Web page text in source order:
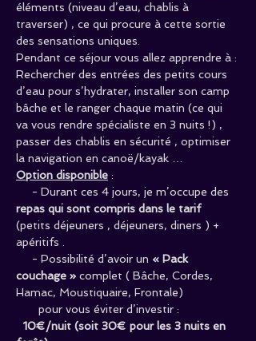
éléments (niveau d’eau, chablis à
traverser) , ce qui procure à cette sortie
des sensations uniques.
Pendant ce séjour vous allez apprendre à :
Rechercher des entrées des petits cours
d’eau pour s’hydrater, installer son camp
bâche et le ranger chaque matin (ce qui
va vous rendre spécialiste en 3 nuits !) ,
passer des chablis en sécurité , optimiser
la navigation en canoë/kayak …
Option disponible :
- Durant ces 4 jours, je m’occupe des
repas qui sont compris dans le tarif
(petits déjeuners , déjeuners, diners ) +
apéritifs .
- Possibilité d’avoir un « Pack
couchage » complet ( Bâche, Cordes,
Hamac, Moustiquaire, Frontale)
pour vous éviter d’investir :
10€/nuit (soit 30€ pour les 3 nuits en